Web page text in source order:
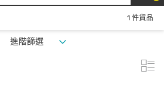
1 件貨品
進階篩選